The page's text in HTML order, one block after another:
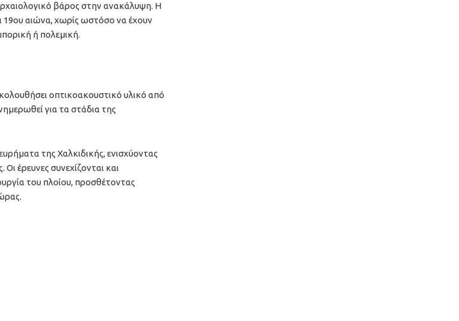
βάρος στην ανακάλυψη. Η
19ου αιώνα, χωρίς ωστόσο να έχουν
ή πολεμική.
οπτικοακουστικό υλικό από
για τα στάδια της
της Χαλκιδικής, ενισχύοντας
έρευνες συνεχίζονται και
του πλοίου, προσθέτοντας